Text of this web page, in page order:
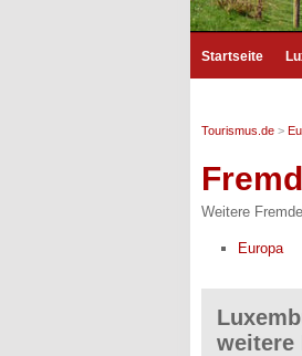
Startseite
Tourismus.de >
Weitere
Europa
weitere